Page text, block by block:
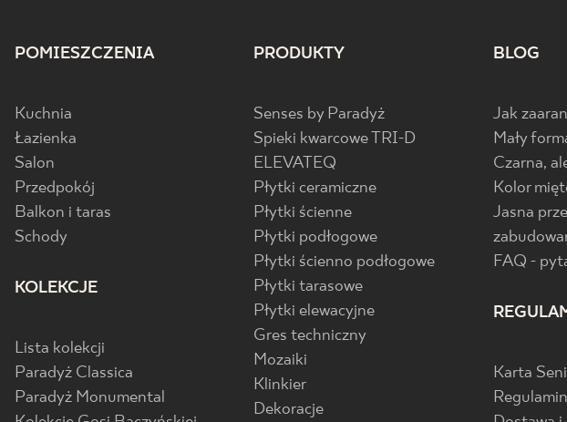
POMIESZCZENIA
Kuchnia
Łazienka
Salon
Przedpokój
Balkon i taras
Schody
KOLEKCJE
Lista kolekcji
Paradyż Classica
Paradyż Monumental
PRODUKTY
Senses by Paradyż
Spieki kwarcowe TRI-D
ELEVATEQ
Płytki ceramiczne
Płytki ścienne
Płytki podłogowe
Płytki ścienno podłogowe
Płytki tarasowe
Płytki elewacyjne
Gres techniczny
Mozaiki
Klinkier
Dekoracje
BLOG
Jak
Mały
Czarna,
Kolor
Jasna
FAQ -
Karta